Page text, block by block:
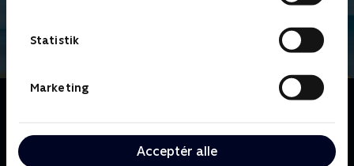
Statistik
Marketing
Acceptér alle
kæmper de fem kammerater og fiskere Jan, Jonny,
Kristian, Jesper og Bo samme for at holde det det